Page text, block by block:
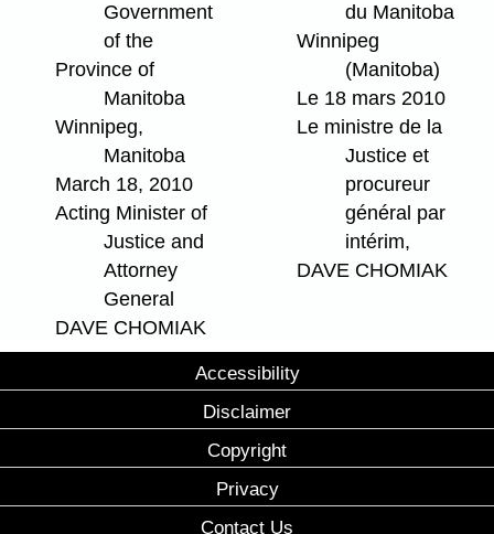
Government
of the
Province of
Manitoba
Winnipeg,
Manitoba
March 18, 2010
Acting Minister of
Justice and
Attorney
General
DAVE CHOMIAK
du Manitoba
Winnipeg
(Manitoba)
Le 18 mars 2010
Le ministre de la
Justice et
procureur
général par
intérim,
DAVE CHOMIAK
Accessibility
Disclaimer
Copyright
Privacy
Contact Us